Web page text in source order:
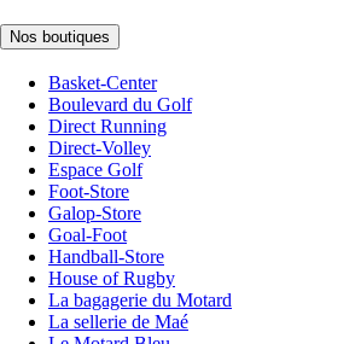
Nos boutiques
Basket-Center
Boulevard du Golf
Direct Running
Direct-Volley
Espace Golf
Foot-Store
Galop-Store
Goal-Foot
Handball-Store
House of Rugby
La bagagerie du Motard
La sellerie de Maé